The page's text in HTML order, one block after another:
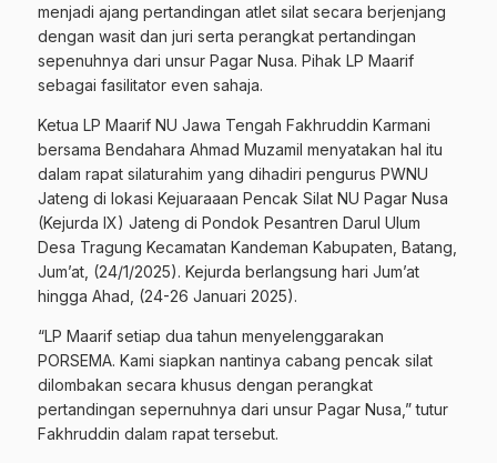
menjadi ajang pertandingan atlet silat secara berjenjang
dengan wasit dan juri serta perangkat pertandingan
sepenuhnya dari unsur Pagar Nusa. Pihak LP Maarif
sebagai fasilitator even sahaja.
Ketua LP Maarif NU Jawa Tengah Fakhruddin Karmani
bersama Bendahara Ahmad Muzamil menyatakan hal itu
dalam rapat silaturahim yang dihadiri pengurus PWNU
Jateng di lokasi Kejuaraaan Pencak Silat NU Pagar Nusa
(Kejurda IX) Jateng di Pondok Pesantren Darul Ulum
Desa Tragung Kecamatan Kandeman Kabupaten, Batang,
Jum’at, (24/1/2025). Kejurda berlangsung hari Jum’at
hingga Ahad, (24-26 Januari 2025).
“LP Maarif setiap dua tahun menyelenggarakan
PORSEMA. Kami siapkan nantinya cabang pencak silat
dilombakan secara khusus dengan perangkat
pertandingan sepernuhnya dari unsur Pagar Nusa,” tutur
Fakhruddin dalam rapat tersebut.